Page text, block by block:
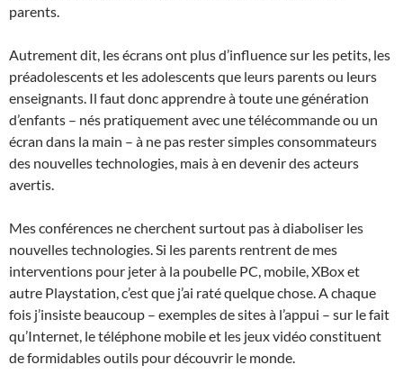
parents.
Autrement dit, les écrans ont plus d’influence sur les petits, les
préadolescents et les adolescents que leurs parents ou leurs
enseignants. Il faut donc apprendre à toute une génération
d’enfants – nés pratiquement avec une télécommande ou un
écran dans la main – à ne pas rester simples consommateurs
des nouvelles technologies, mais à en devenir des acteurs
avertis.
Mes conférences ne cherchent surtout pas à diaboliser les
nouvelles technologies. Si les parents rentrent de mes
interventions pour jeter à la poubelle PC, mobile, XBox et
autre Playstation, c’est que j’ai raté quelque chose. A chaque
fois j’insiste beaucoup – exemples de sites à l’appui – sur le fait
qu’Internet, le téléphone mobile et les jeux vidéo constituent
de formidables outils pour découvrir le monde.